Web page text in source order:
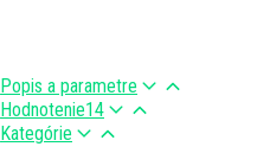
Popis a parametre
Hodnotenie14
Kategórie